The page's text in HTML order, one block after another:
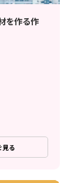
を作る作
見る